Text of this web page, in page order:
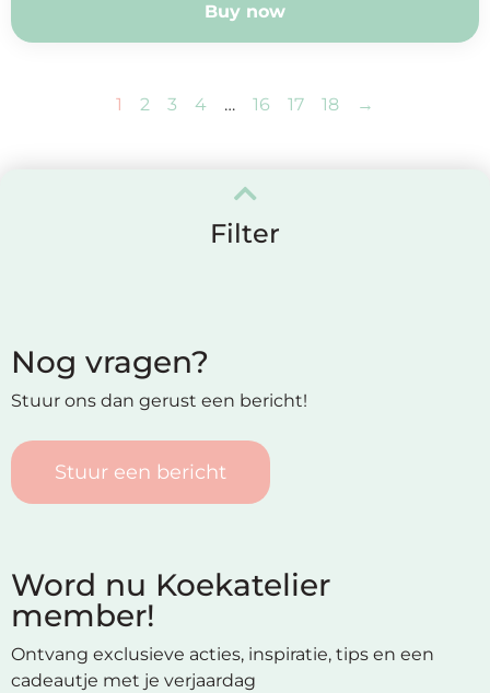
Buy now
1 2 3 4 … 16 17 18 →
Filter
Nog vragen?
Stuur ons dan gerust een bericht!
Stuur een bericht
Word nu Koekatelier
member!
Ontvang exclusieve acties, inspiratie, tips en een
cadeautje met je verjaardag